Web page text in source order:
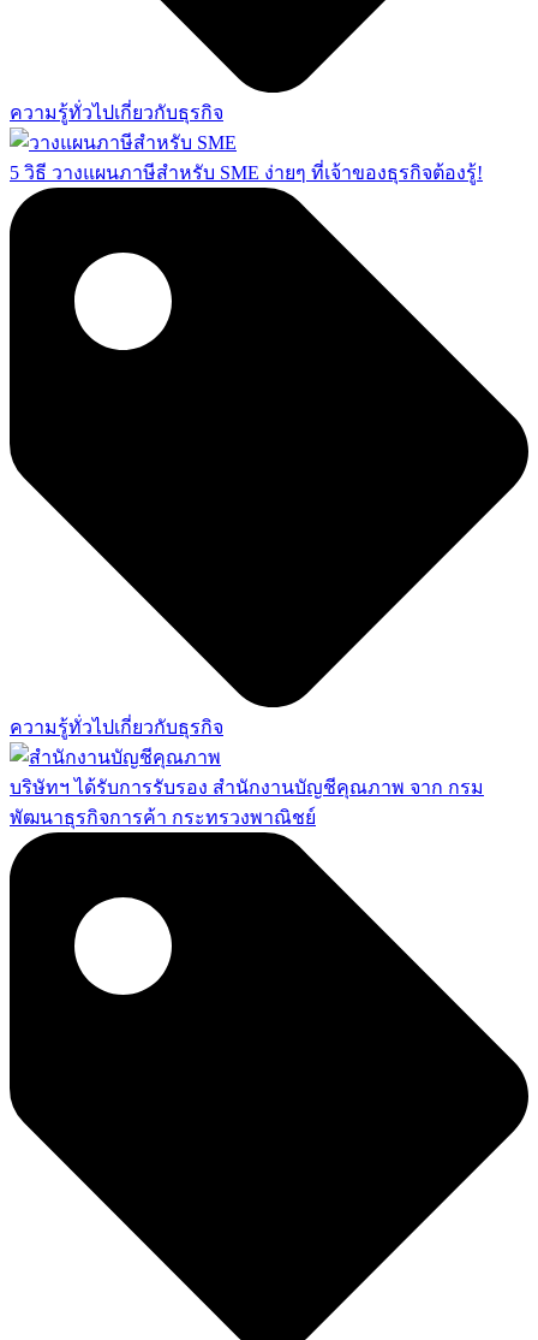
ความรู้ทั่วไปเกี่ยวกับธุรกิจ
5 วิธี วางแผนภาษีสำหรับ SME ง่ายๆ ที่เจ้าของธุรกิจต้องรู้!
ความรู้ทั่วไปเกี่ยวกับธุรกิจ
บริษัทฯ ได้รับการรับรอง สำนักงานบัญชีคุณภาพ จาก กรม
พัฒนาธุรกิจการค้า กระทรวงพาณิชย์